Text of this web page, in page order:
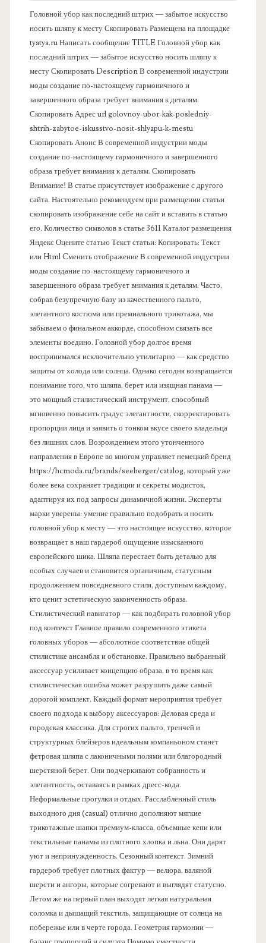
Головной убор как последний штрих — забытое искусство
носить шляпу к месту Скопировать Размещена на площадке
tyatya.ru Написать сообщение TITLE Головной убор как
последний штрих — забытое искусство носить шляпу к
месту Скопировать Description В современной индустрии
моды создание по-настоящему гармоничного и
завершенного образа требует внимания к деталям.
Скопировать Адрес url golovnoy-ubor-kak-posledniy-
shtrih-zabytoe-iskusstvo-nosit-shlyapu-k-mestu
Скопировать Анонс В современной индустрии моды
создание по-настоящему гармоничного и завершенного
образа требует внимания к деталям. Скопировать
Внимание! В статье присутствует изображение с другого
сайта. Настоятельно рекомендуем при размещении статьи
скопировать изображение себе на сайт и вставить в статью
его. Количество символов в статье 3611 Каталог размещения
Яндекс Оцените статью Текст статьи: Копировать: Текст
или Html Cменить отображение В современной индустрии
моды создание по-настоящему гармоничного и
завершенного образа требует внимания к деталям. Часто,
собрав безупречную базу из качественного пальто,
элегантного костюма или премиального трикотажа, мы
забываем о финальном аккорде, способном связать все
элементы воедино. Головной убор долгое время
воспринимался исключительно утилитарно — как средство
защиты от холода или солнца. Однако сегодня возвращается
понимание того, что шляпа, берет или изящная панама —
это мощный стилистический инструмент, способный
мгновенно повысить градус элегантности, скорректировать
пропорции лица и заявить о тонком вкусе своего владельца
без лишних слов. Возрождением этого утонченного
направления в Европе во многом управляет немецкий бренд
https://hcmoda.ru/brands/seeberger/catalog, который уже
более века сохраняет традиции и секреты модисток,
адаптируя их под запросы динамичной жизни. Эксперты
марки уверены: умение правильно подобрать и носить
головной убор к месту — это настоящее искусство, которое
возвращает в наш гардероб ощущение изысканного
европейского шика. Шляпа перестает быть деталью для
особых случаев и становится органичным, статусным
продолжением повседневного стиля, доступным каждому,
кто ценит эстетическую законченность образа.
Стилистический навигатор — как подбирать головной убор
под контекст Главное правило современного этикета
головных уборов — абсолютное соответствие общей
стилистике ансамбля и обстановке. Правильно выбранный
аксессуар усиливает концепцию образа, в то время как
стилистическая ошибка может разрушить даже самый
дорогой комплект. Каждый формат мероприятия требует
своего подхода к выбору аксессуаров: Деловая среда и
городская классика. Для строгих пальто, тренчей и
структурных блейзеров идеальным компаньоном станет
фетровая шляпа с лаконичными полями или благородный
шерстяной берет. Они подчеркивают собранность и
элегантность, оставаясь в рамках дресс-кода.
Неформальные прогулки и отдых. Расслабленный стиль
выходного дня (casual) отлично дополняют мягкие
трикотажные шапки премиум-класса, объемные кепи или
текстильные панамы из плотного хлопка и льна. Они дарят
уют и непринужденность. Сезонный контекст. Зимний
гардероб требует плотных фактур — велюра, валяной
шерсти и ангоры, которые согревают и выглядят статусно.
Летом же на первый план выходят легкая натуральная
соломка и дышащий текстиль, защищающие от солнца на
побережье или в черте города. Геометрия гармонии —